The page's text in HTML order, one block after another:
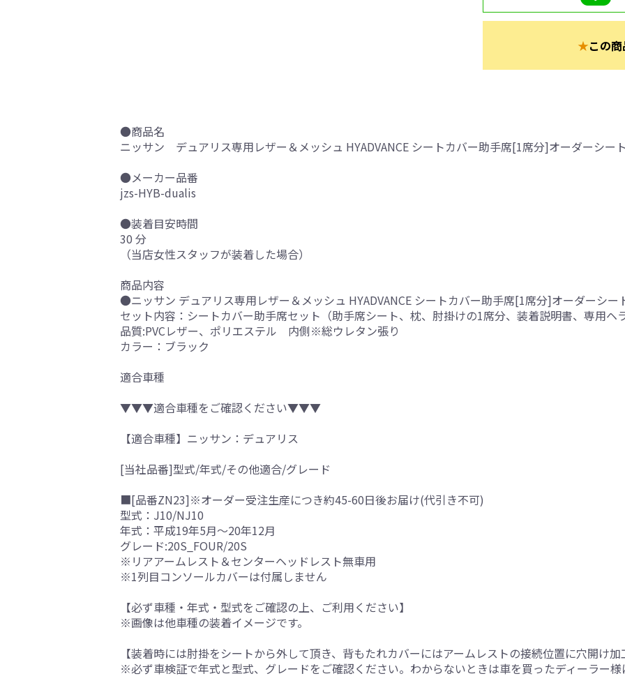
★この
●商品名
ニッサン デュアリス専用レザー＆メッシュ HYADVANCE シートカバー助手席[1席分]オーダーシー
●メーカー品番
jzs-HYB-dualis
●装着目安時間
30 分
（当店女性スタッフが装着した場合）
商品内容
●ニッサン デュアリス専用レザー＆メッシュ HYADVANCE シートカバー助手席[1席分]オーダーシー
セット内容：シートカバー助手席セット（助手席シート、枕、肘掛けの1席分、装着説明書、専用ヘ
品質:PVCレザー、ポリエステル 内側※総ウレタン張り
カラー：ブラック
適合車種
▼▼▼適合車種をご確認ください▼▼▼
【適合車種】ニッサン：デュアリス
[当社品番]型式/年式/その他適合/グレード
■[品番ZN23]※オーダー受注生産につき約45-60日後お届け(代引き不可)
型式：J10/NJ10
年式：平成19年5月～20年12月
グレード:20S_FOUR/20S
※リアアームレスト＆センターヘッドレスト無車用
※1列目コンソールカバーは付属しません
【必ず車種・年式・型式をご確認の上、ご利用ください】
※画像は他車種の装着イメージです。
【装着時には肘掛をシートから外して頂き、背もたれカバーにはアームレストの接続位置に穴開け加
※必ず車検証で年式と型式、グレードをご確認ください。わからないときは車を買ったディーラー様